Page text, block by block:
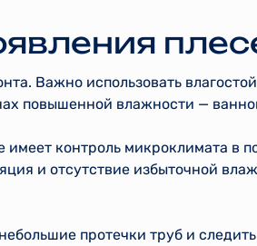
Важно использовать
повышенной влажности —
имеет контроль микроклимата в
и отсутствие избыточной
протечки труб и